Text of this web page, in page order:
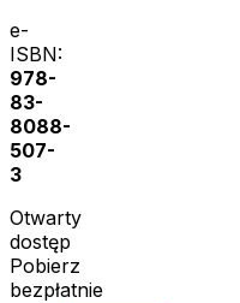
e-
ISBN:
978-
83-
8088-
507-
3
Otwarty
dostęp
Pobierz
bezpłatnie